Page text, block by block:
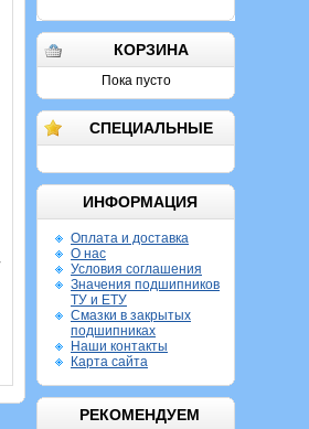
КОРЗИНА
Пока пусто
СПЕЦИАЛЬНЫЕ
ИНФОРМАЦИЯ
Оплата и доставка
О нас
Условия соглашения
Значения подшипников
ТУ и ЕТУ
Смазки в закрытых
подшипниках
Наши контакты
Карта сайта
РЕКОМЕНДУЕМ